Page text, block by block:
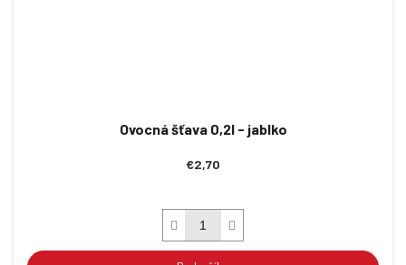
Ovocná šťava 0,2l - jablko
€2,70